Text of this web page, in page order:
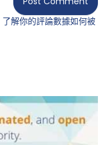
了解你的評論數據如何被